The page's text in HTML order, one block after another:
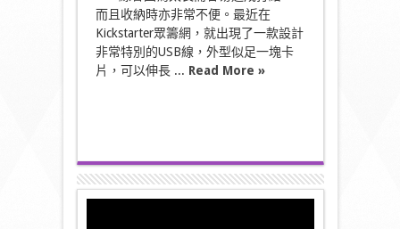
而且收納時亦非常不便。最近在
Kickstarter眾籌網，就出現了一款設計
非常特別的USB線，外型似足一塊卡
片，可以伸長 ... Read More »